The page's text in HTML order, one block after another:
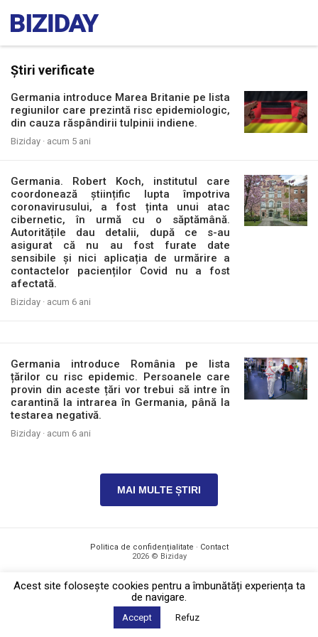
Știri verificate
Germania introduce Marea Britanie pe lista
regiunilor care prezintă risc epidemiologic,
din cauza răspândirii tulpinii indiene.
Biziday · acum 5 ani
Germania. Robert Koch, institutul care
coordonează științific lupta împotriva
coronavirusului, a fost ținta unui atac
cibernetic, în urmă cu o săptămână.
Autoritățile dau detalii, după ce s-au
asigurat că nu au fost furate date
sensibile și nici aplicația de urmărire a
contactelor pacienților Covid nu a fost
afectată.
Biziday · acum 6 ani
Germania introduce România pe lista
țărilor cu risc epidemic. Persoanele care
provin din aceste țări vor trebui să intre în
carantină la intrarea în Germania, până la
testarea negativă.
Biziday · acum 6 ani
MAI MULTE ȘTIRI
Politica de confidențialitate · Contact
2026 © Biziday
Acest site foloseşte cookies pentru a îmbunătăți experiența ta
de navigare.
Accept Refuz